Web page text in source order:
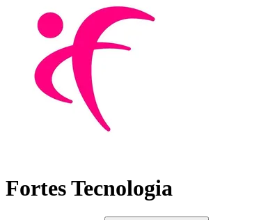
Fortes Tecnologia